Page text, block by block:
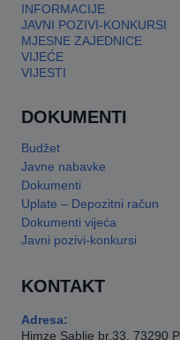
INFORMACIJE
JAVNI POZIVI-KONKURSI
MJESNE ZAJEDNICE
VIJEĆE
VIJESTI
DOKUMENTI
Budžet
Javne nabavke
Dokumenti
Uplate – Depozitni račun
Dokumenti vijeća
Javni pozivi-konkursi
KONTAKT
Adresa:
Himze Sablje br.33, 73290